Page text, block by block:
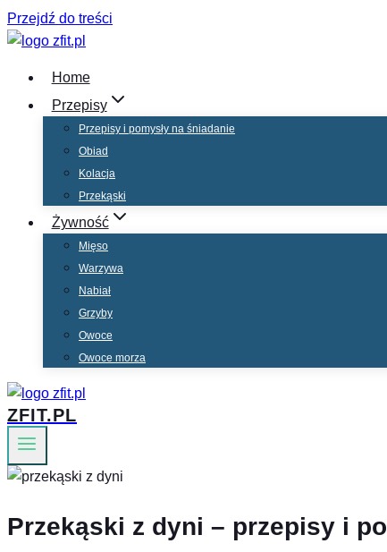
Przejdź do treści
Home
Przepisy
Przepisy i pomysły na śniadanie
Obiad
Kolacja
Przekąski
Żywność
Mięso
Warzywa
Nabiał
Grzyby
Owoce
Owoce morza
ZFIT.PL
Przekąski z dyni – przepisy i